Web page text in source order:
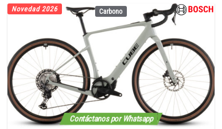
Carbono
Contáctanos por Whatsapp
Novedad 2026